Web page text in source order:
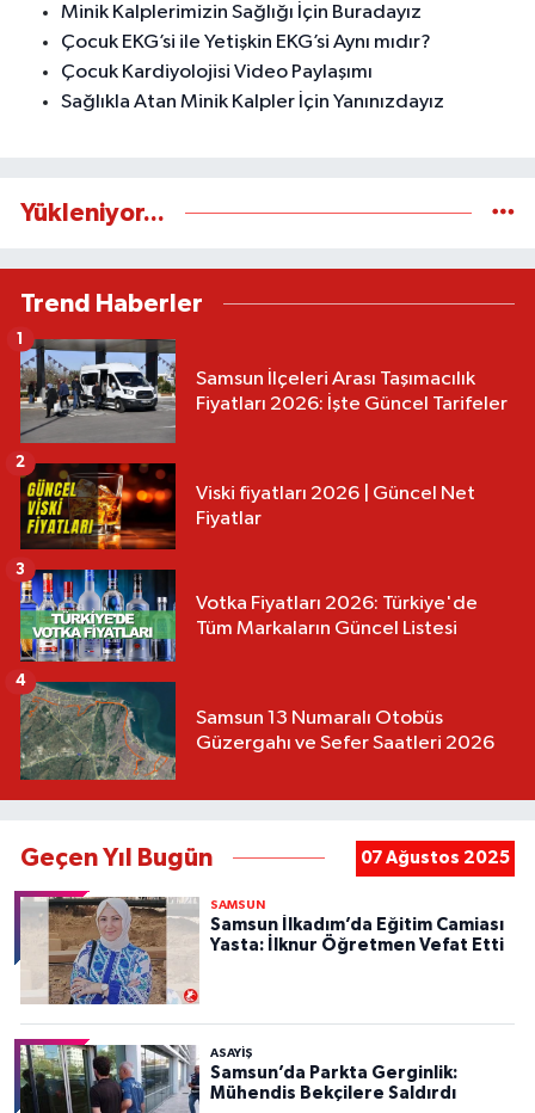
Minik Kalplerimizin Sağlığı İçin Buradayız
Çocuk EKG’si ile Yetişkin EKG’si Aynı mıdır?
Çocuk Kardiyolojisi Video Paylaşımı
Sağlıkla Atan Minik Kalpler İçin Yanınızdayız
Yükleniyor...
Trend Haberler
Samsun İlçeleri Arası Taşımacılık
Fiyatları 2026: İşte Güncel Tarifeler
1
Viski fiyatları 2026 | Güncel Net
Fiyatlar
2
Votka Fiyatları 2026: Türkiye'de
Tüm Markaların Güncel Listesi
3
Samsun 13 Numaralı Otobüs
Güzergahı ve Sefer Saatleri 2026
4
Geçen Yıl Bugün 07 Ağustos 2025
SAMSUN
Samsun İlkadım’da Eğitim Camiası
Yasta: İlknur Öğretmen Vefat Etti
ASAYIŞ
Samsun’da Parkta Gerginlik:
Mühendis Bekçilere Saldırdı